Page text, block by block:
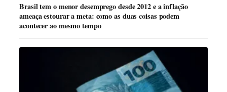
Brasil tem o menor desemprego desde 2012 e a inflação
ameaça estourar a meta: como as duas coisas podem
acontecer ao mesmo tempo